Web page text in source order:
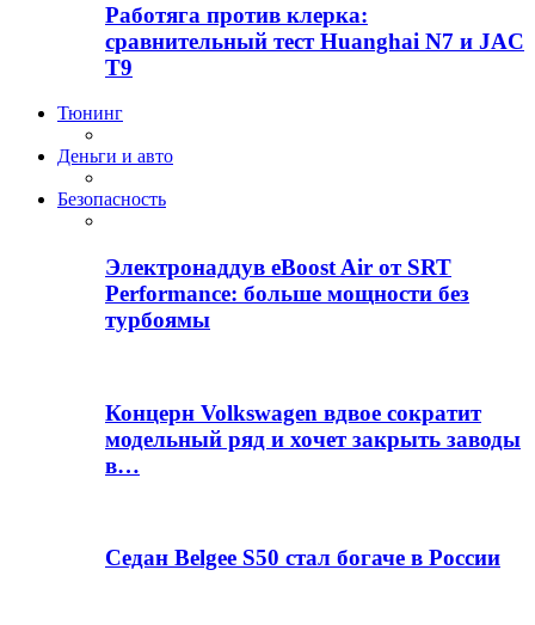
Работяга против клерка:
сравнительный тест Huanghai N7 и JAC
T9
Тюнинг
Деньги и авто
Безопасность
Электронаддув eBoost Air от SRT
Performance: больше мощности без
турбоямы
Концерн Volkswagen вдвое сократит
модельный ряд и хочет закрыть заводы
в…
Седан Belgee S50 стал богаче в России